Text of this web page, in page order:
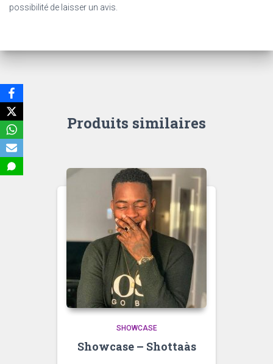
possibilité de laisser un avis.
Produits similaires
SHOWCASE
Showcase – Shottaàs